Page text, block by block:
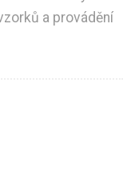
a provádění